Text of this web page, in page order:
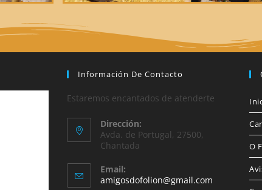
Información De Contacto
Estaremos encantados de atenderte
Dirección:
Avda. de Portugal, 27500,
Chantada
Email:
amigosdofolion@gmail.com
O